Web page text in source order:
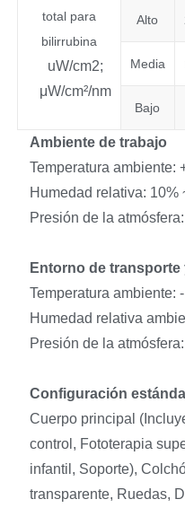
total para
bilirrubina
uW/cm2;
μW/cm²/nm
Alto
Media
Bajo
Ambiente de trabajo
Temperatura ambiente:
Humedad relativa: 10%
Presión de la
Entorno de
Temperatura ambiente:
Humedad relativa
Presión de la
Configuración
Cuerpo principal
control, Fototerapia
infantil, Soporte),
transparente, Ruedas,